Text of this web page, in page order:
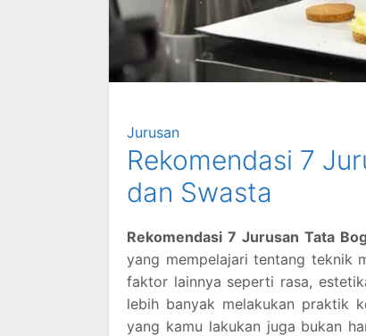
Jurusan
Rekomendasi 7
dan Swasta
Rekomendasi 7 Jurusan Tata
yang mempelajari tentang teknik
faktor lainnya seperti rasa,
lebih banyak melakukan praktik
yang kamu lakukan juga bukan